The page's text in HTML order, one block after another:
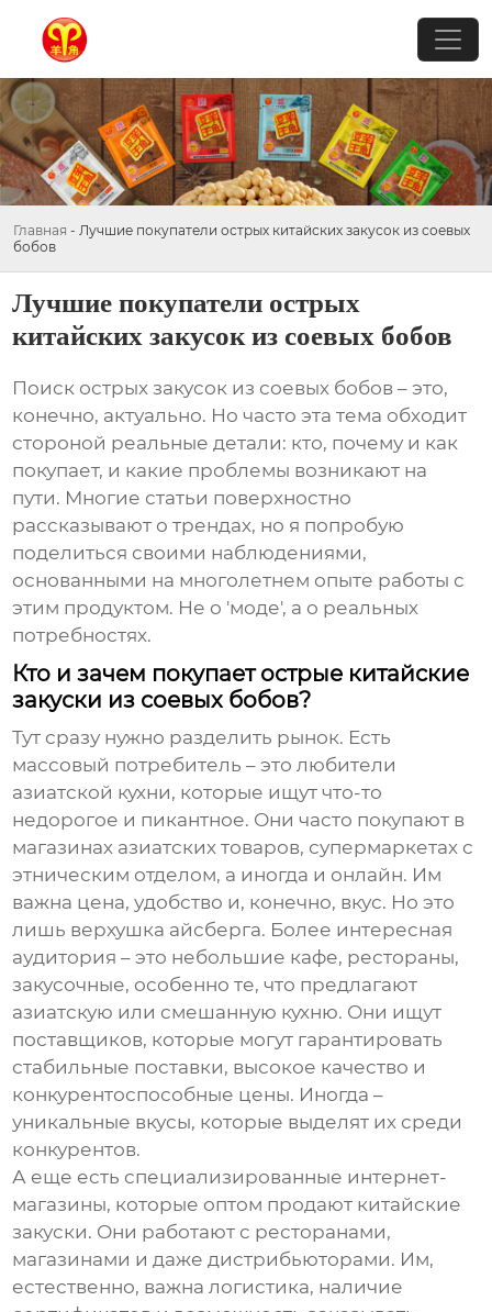
Главная - Лучшие покупатели острых китайских закусок из соевых
бобов
Лучшие покупатели острых
китайских закусок из соевых бобов
Поиск острых закусок из соевых бобов – это,
конечно, актуально. Но часто эта тема обходит
стороной реальные детали: кто, почему и как
покупает, и какие проблемы возникают на
пути. Многие статьи поверхностно
рассказывают о трендах, но я попробую
поделиться своими наблюдениями,
основанными на многолетнем опыте работы с
этим продуктом. Не о 'моде', а о реальных
потребностях.
Кто и зачем покупает острые китайские
закуски из соевых бобов?
Тут сразу нужно разделить рынок. Есть
массовый потребитель – это любители
азиатской кухни, которые ищут что-то
недорогое и пикантное. Они часто покупают в
магазинах азиатских товаров, супермаркетах с
этническим отделом, а иногда и онлайн. Им
важна цена, удобство и, конечно, вкус. Но это
лишь верхушка айсберга. Более интересная
аудитория – это небольшие кафе, рестораны,
закусочные, особенно те, что предлагают
азиатскую или смешанную кухню. Они ищут
поставщиков, которые могут гарантировать
стабильные поставки, высокое качество и
конкурентоспособные цены. Иногда –
уникальные вкусы, которые выделят их среди
конкурентов.
А еще есть специализированные интернет-
магазины, которые оптом продают китайские
закуски. Они работают с ресторанами,
магазинами и даже дистрибьюторами. Им,
естественно, важна логистика, наличие